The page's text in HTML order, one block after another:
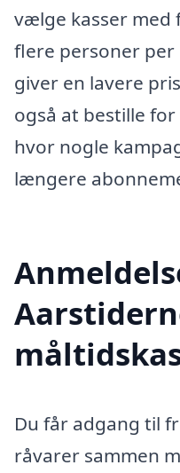
vælge kasser
flere personer
giver en lavere
også at bestille
hvor nogle
længere
Du får adgang til
råvarer sammen